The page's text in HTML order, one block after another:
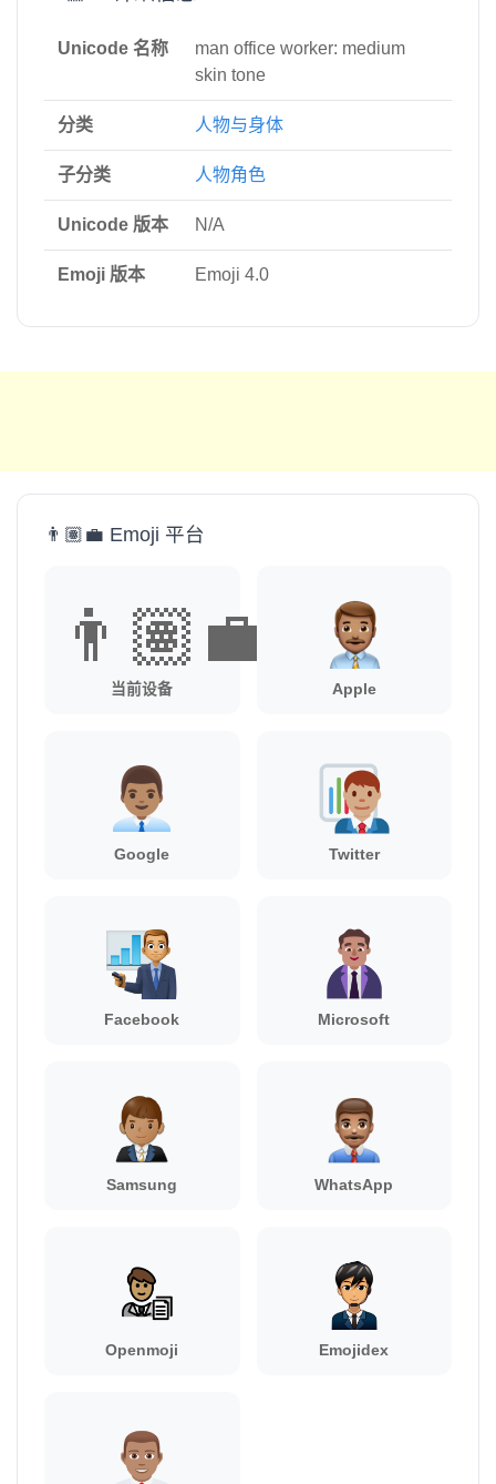
Unicode 名称
man office worker: medium
skin tone
分类 人物与身体
子分类 人物角色
Unicode 版本 N/A
Emoji 版本 Emoji 4.0
👨🏽‍💼 Emoji 平台
👨🏽‍💼
当前设备 Apple
Google Twitter
Facebook Microsoft
Samsung WhatsApp
Openmoji Emojidex